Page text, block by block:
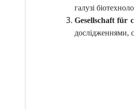
галузі
Gesellschaft für
дослідженнями,